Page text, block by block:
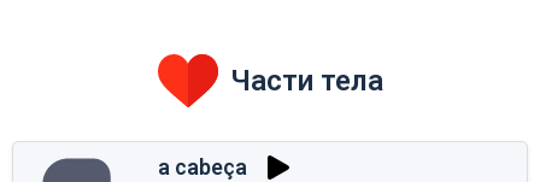
Части тела
a cabeça